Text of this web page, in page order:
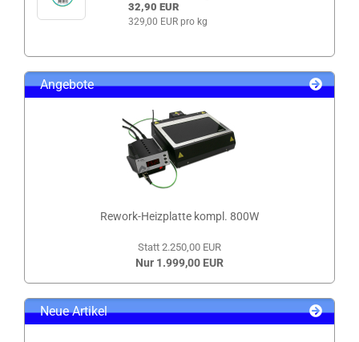
32,90 EUR
329,00 EUR pro kg
Angebote
Rework-Heizplatte kompl. 800W
Statt 2.250,00 EUR
Nur 1.999,00 EUR
Neue Artikel